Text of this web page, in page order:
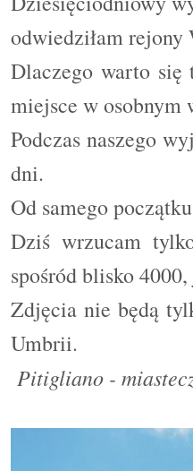
odwiedziłam rejony
Dlaczego warto się
miejsce w osobnym
Podczas naszego
dni.
Od samego
Dziś wrzucam
spośród blisko
Zdjęcia nie będą
Umbrii.
Pitigliano -